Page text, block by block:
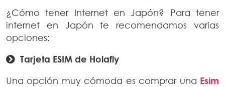
¿Cómo tener Internet en Japón? Para tener
internet en Japón te recomendamos varias
opciones:
Tarjeta ESIM de Holafly
Una opción muy cómoda es comprar una Esim